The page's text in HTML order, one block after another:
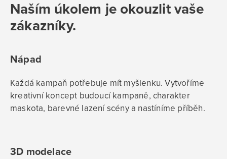
Naším úkolem je okouzlit vaše
zákazníky.
Nápad
Každá kampaň potřebuje mít myšlenku. Vytvoříme
kreativní koncept budoucí kampaně, charakter
maskota, barevné lazení scény a nastíníme příběh.
3D modelace